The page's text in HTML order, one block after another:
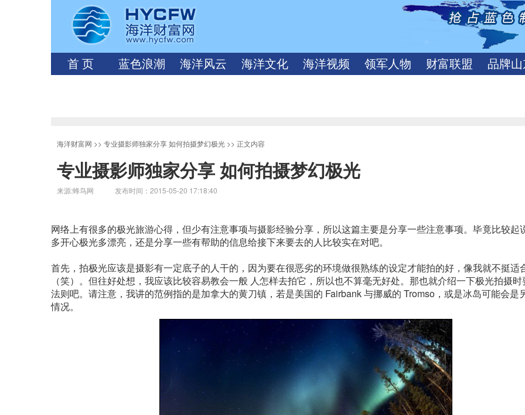
首 页 蓝色浪潮 海洋风云 海洋文化 海洋视频 领军人物 财富联盟 品牌
海洋财富网 >> 专业摄影师独家分享 如何拍摄梦幻极光 >> 正文内容
专业摄影师独家分享 如何拍摄梦幻极光
来源:蜂鸟网 发布时间：2015-05-20 17:18:40
网络上有很多的极光旅游心得，但少有注意事项与摄影经验分享，所以这篇主要是分享一些注意事项。毕竟比较起
多开心极光多漂亮，还是分享一些有帮助的信息给接下来要去的人比较实在对吧。
首先，拍极光应该是摄影有一定底子的人干的，因为要在很恶劣的环境做很熟练的设定才能拍的好，像我就不挺适
（笑）。但往好处想，我应该比较容易教会一般 人怎样去拍它，所以也不算毫无好处。那也就介绍一下极光拍摄
法则吧。请注意，我讲的范例指的是加拿大的黄刀镇，若是美国的 Fairbank 与挪威的 Tromso，或是冰岛可能会是
情况。